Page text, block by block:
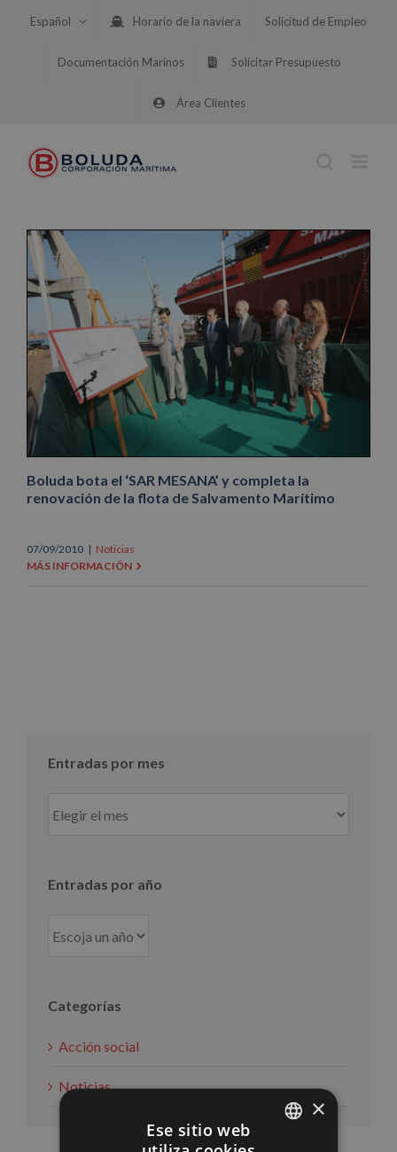
Español Horario de la naviera Solicitud de Empleo
Documentación Marinos Solicitar Presupuesto
Área Clientes
Boluda bota el ‘SAR MESANA’ y completa la
renovación de la flota de Salvamento Marítimo
07/09/2010 | Noticias
MÁS INFORMACIÓN
Entradas por mes
por
Entradas por año
Categorías
Acción social
Noticias
×
Ese sitio web